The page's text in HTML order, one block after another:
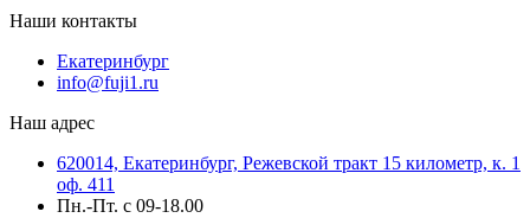
Наши контакты
Екатеринбург
info@fuji1.ru
Наш адрес
620014, Екатеринбург, Режевской тракт 15 километр, к. 1
оф. 411
Пн.-Пт. с 09-18.00